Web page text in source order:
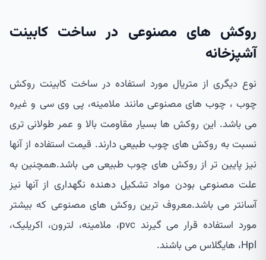
روکش های مصنوعی در ساخت کابینت
آشپزخانه
نوع دیگری از متریال مورد استفاده در ساخت کابینت روکش
چوب ، چوب های مصنوعی مانند ملامینه، پی وی سی و غیره
می باشد. این روکش ها بسیار مقاومت بالا و عمر طولانی تری
نسبت به روکش های چوب طبیعی دارند. قیمت استفاده از آنها
نیز پایین تر از روکش های چوب طبیعی می باشد.همچنین به
علت مصنوعی بودن مواد تشکیل دهنده نگهداری از آنها نیز
آسانتر می باشد.معروف ترین روکش های مصنوعی که بیشتر
مورد استفاده قرار می گیرند pvc، ملامینه، لترون، اکریلیک،
Hpl، هایگلاس می باشند.